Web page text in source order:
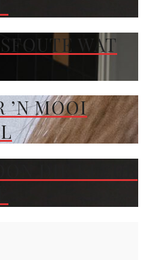
WAT
’N MOOI